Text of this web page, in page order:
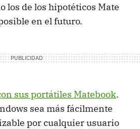
los de los hipotéticos Mate
en el futuro.
sus portátiles Matebook.
sea más fácilmente
por cualquier usuario